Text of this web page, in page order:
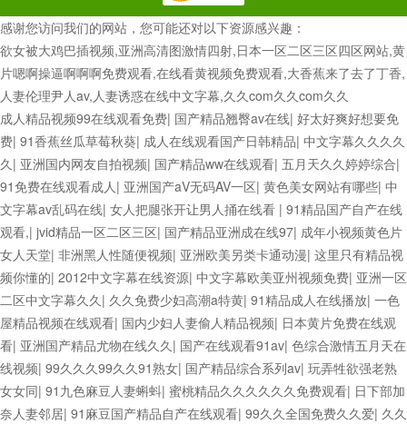
感谢您访问我们的网站，您可能还对以下资源感兴趣：
欲女被大鸡巴插视频,亚洲高清图激情四射,日本一区二区三区四区网站,黄
片嗯啊操逼啊啊啊免费观看,在线看黄视频免费观看,大香蕉来了去了丁香,
人妻伦理尹人av,人妻诱惑在线中文字幕,久久com久久com久久
成人精品视频99在线观看免费| 国产精品翘臀av在线| 好太好爽好想要免
费| 91香蕉丝瓜草莓秋葵| 成人在线观看国产日韩精品| 中文字幕久久久久
久| 亚洲国内网友自拍视频| 国产精品ww在线观看| 五月天久久婷婷综合|
91免费在线观看成人| 亚洲国产aV无码AV一区| 黄色美女网站有哪些| 中
文字幕av乱码在线| 女人把腿张开让男人捅在线看 | 91精品国产自产在线
观看,| jvid精品一区二区三区| 国产精品亚洲成在线97| 成年小视频黄色片
女人天堂| 非洲黑人性随便视频| 亚洲欧美另类卡通动漫| 这里只有精品视
频你懂的| 2012中文字幕在线资源| 中文字幕欧美亚州视频免费| 亚洲一区
二区中文字幕久久| 久久免费少妇高潮a特黄| 91精品成人在线播放| 一色
屋精品视频在线观看| 国内少妇人妻偷人精品视频| 日本黄片免费在线观
看| 亚洲国产精品尤物在线久久| 国产在线观看91av| 色综合激情五月天在
线视频| 99久久久99久久91熟女| 国产精品综合系列av| 玩弄牲欲强老熟
女女同| 91九色麻豆人妻蝌蚪| 蜜桃精品久久久久久久免费观看| 日下部加
奈人妻邻居| 91麻豆国产精品自产在线观看| 99久久全国免费久久爱| 久久